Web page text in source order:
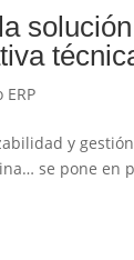
ERP
y
se pone en